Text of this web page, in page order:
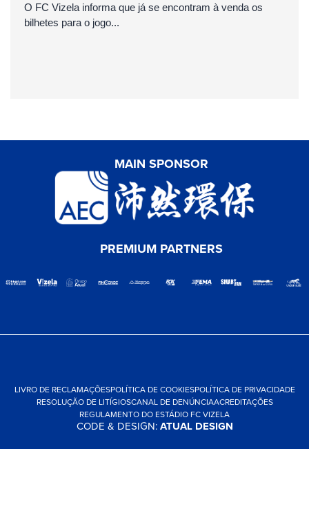
O FC Vizela informa que já se encontram à venda os
bilhetes para o jogo...
MAIN SPONSOR
PREMIUM PARTNERS
LIVRO DE RECLAMAÇÕESPOLÍTICA DE COOKIESPOLÍTICA DE PRIVACIDADE
RESOLUÇÃO DE LITÍGIOSCANAL DE DENÚNCIAACREDITAÇÕES
REGULAMENTO DO ESTÁDIO FC VIZELA
CODE & DESIGN:ATUAL DESIGN